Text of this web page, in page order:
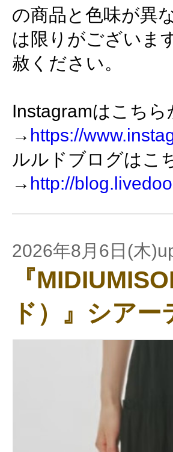
の商品と色味が異
は限りがございま
赦ください。
Instagramはこちら
→ https://
ルルドブログはこ
→ http://
2026年8月6日(木
『
ド）』シア